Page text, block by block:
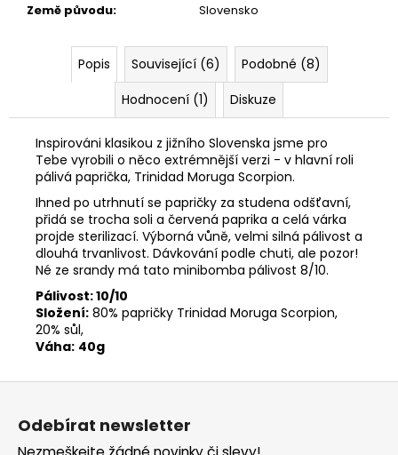
Země původu: Slovensko
Popis Související (6)
Podobné (8)
Hodnocení (1)
Diskuze
Inspirováni klasikou z jižního Slovenska jsme pro
Tebe vyrobili o něco extrémnější verzi - v hlavní roli
pálivá paprička, Trinidad Moruga Scorpion.
Ihned po utrhnutí se papričky za studena odšťavní,
přidá se trocha soli a červená paprika a celá várka
projde sterilizací. Výborná vůně, velmi silná pálivost a
dlouhá trvanlivost. Dávkování podle chuti, ale pozor!
Né ze srandy má tato minibomba pálivost 8/10.
Pálivost: 10/10
Složení: 80% papričky Trinidad Moruga Scorpion,
20% sůl,
Váha: 40g
Z
Odebírat newsletter